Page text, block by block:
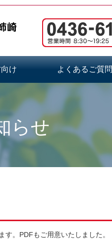
け よくあるご質問
らせ
。PDFもご用意いたしました。